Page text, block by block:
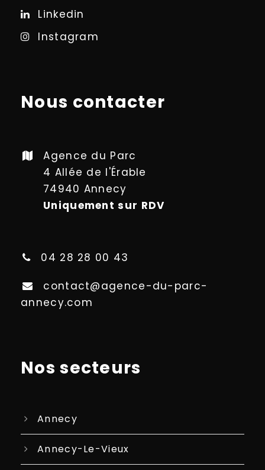
Linkedin
Instagram
Nous contacter
Agence du Parc
4 Allée de l'Érable
74940 Annecy
Uniquement sur RDV
04 28 28 00 43
contact@agence-du-parc-
annecy.com
Nos secteurs
Annecy
Annecy-Le-Vieux